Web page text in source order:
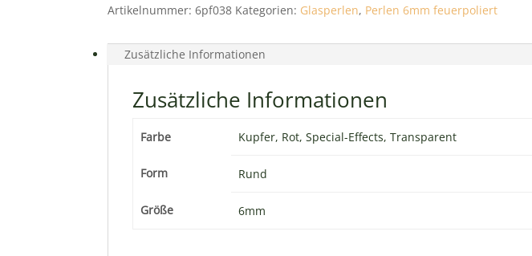
Artikelnummer:6pf038 Kategorien: Glasperlen, Perlen 6mm feuerpoliert
Zusätzliche Informationen
Zusätzliche Informationen
Farbe Kupfer, Rot, Special-Effects, Transparent
Form Rund
Größe 6mm